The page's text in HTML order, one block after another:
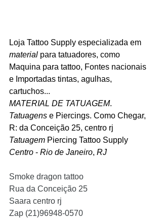
Loja Tattoo Supply especializada em
material para tatuadores, como
Maquina para tattoo, Fontes nacionais
e Importadas tintas, agulhas,
cartuchos...
MATERIAL DE TATUAGEM.
Tatuagens e Piercings. Como Chegar,
R: da Conceição 25, centro rj
Tatuagem Piercing Tattoo Supply
Centro - Rio de Janeiro, RJ
Smoke dragon tattoo
Rua da Conceição 25
Saara centro rj
Zap (21)96948-0570